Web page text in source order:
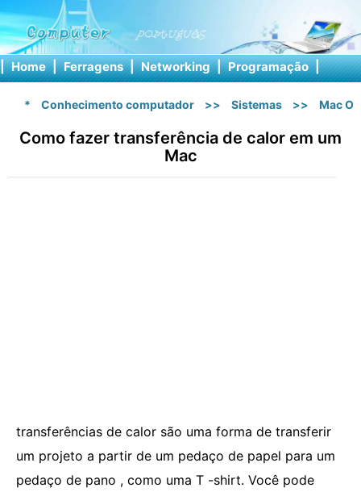
| Home | Ferragens | Networking | Programação |
* Conhecimento computador >> Sistemas >> Mac OS
Como fazer transferência de calor em um
Mac
transferências de calor são uma forma de transferir
um projeto a partir de um pedaço de papel para um
pedaço de pano , como uma T -shirt. Você pode